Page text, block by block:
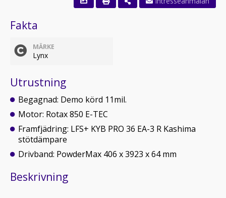
Fakta
MÄRKE
Lynx
Utrustning
Begagnad: Demo körd 11mil.
Motor: Rotax 850 E-TEC
Framfjädring: LFS+ KYB PRO 36 EA-3 R Kashima
stötdämpare
Drivband: PowderMax 406 x 3923 x 64 mm
Beskrivning